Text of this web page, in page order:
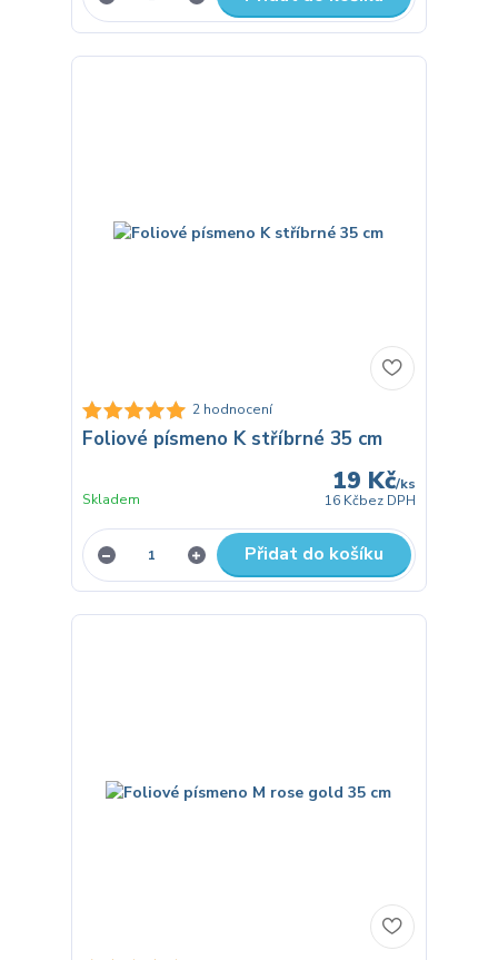
2 hodnocení
Foliové písmeno K stříbrné 35 cm
19 Kč/ks
16 Kčbez DPH
Skladem
Přidat do košíku